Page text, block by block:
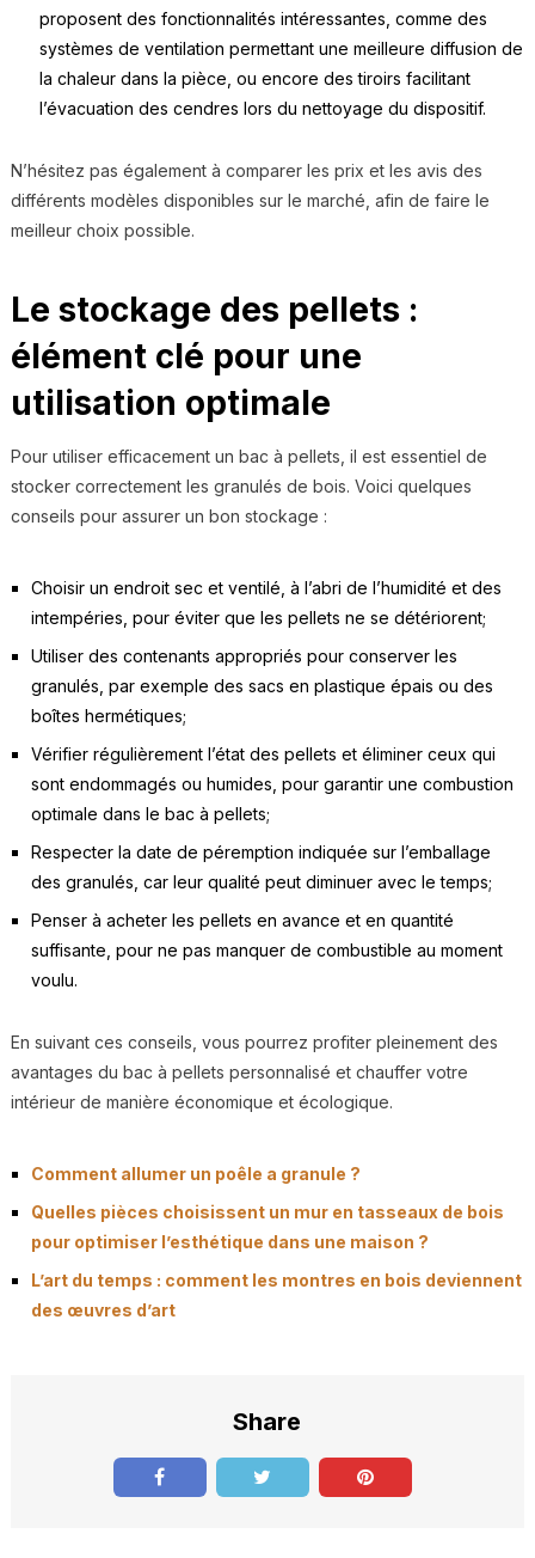
proposent des fonctionnalités intéressantes, comme des
systèmes de ventilation permettant une meilleure diffusion de
la chaleur dans la pièce, ou encore des tiroirs facilitant
l’évacuation des cendres lors du nettoyage du dispositif.
N’hésitez pas également à comparer les prix et les avis des
différents modèles disponibles sur le marché, afin de faire le
meilleur choix possible.
Le stockage des pellets :
élément clé pour une
utilisation optimale
Pour utiliser efficacement un bac à pellets, il est essentiel de
stocker correctement les granulés de bois. Voici quelques
conseils pour assurer un bon stockage :
Choisir un endroit sec et ventilé, à l’abri de l’humidité et des
intempéries, pour éviter que les pellets ne se détériorent;
Utiliser des contenants appropriés pour conserver les
granulés, par exemple des sacs en plastique épais ou des
boîtes hermétiques;
Vérifier régulièrement l’état des pellets et éliminer ceux qui
sont endommagés ou humides, pour garantir une combustion
optimale dans le bac à pellets;
Respecter la date de péremption indiquée sur l’emballage
des granulés, car leur qualité peut diminuer avec le temps;
Penser à acheter les pellets en avance et en quantité
suffisante, pour ne pas manquer de combustible au moment
voulu.
En suivant ces conseils, vous pourrez profiter pleinement des
avantages du bac à pellets personnalisé et chauffer votre
intérieur de manière économique et écologique.
Comment allumer un poêle a granule ?
Quelles pièces choisissent un mur en tasseaux de bois
pour optimiser l’esthétique dans une maison ?
L’art du temps : comment les montres en bois deviennent
des œuvres d’art
Share